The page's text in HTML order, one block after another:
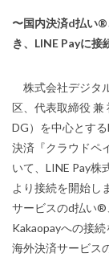
〜国内決済d払い
き、LINE Payに接
株式会社デジタ
区、代表取締役 兼
DG）を中心とす
決済『クラウドペ
いて、LINE Pay株
より接続を開始し
サービスのd払い®
Kakaopayへの接続
海外決済サービス